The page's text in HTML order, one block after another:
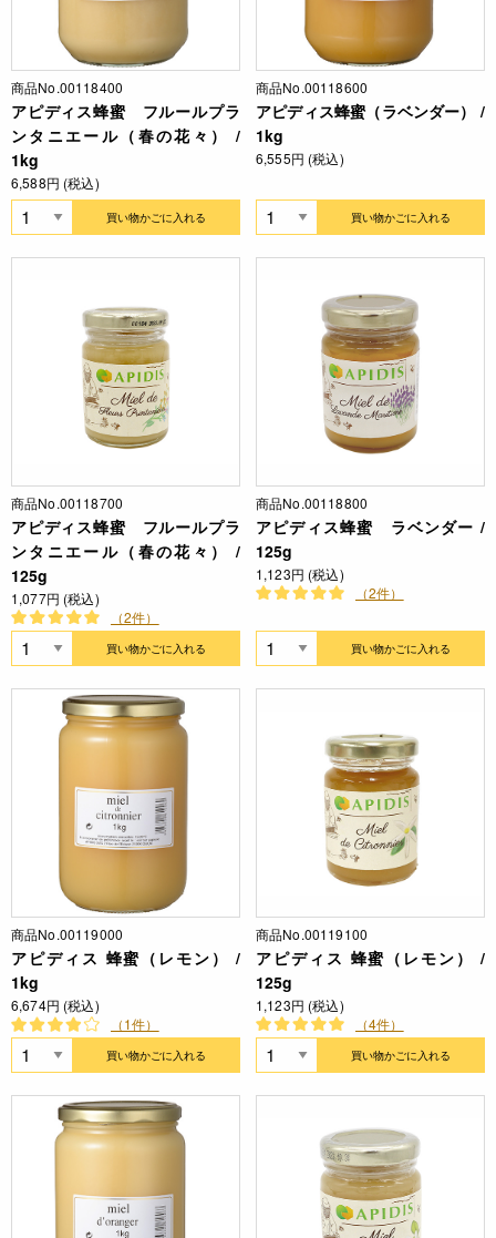
商品No.00118400
アピディス蜂蜜 フルールプラ
ンタニエール（春の花々） /
1kg
6,588円 (税込)
買い物かごに入れる
商品No.00118600
アピディス蜂蜜（ラベンダー） /
1kg
6,555円 (税込)
買い物かごに入れる
商品No.00118700
アピディス蜂蜜 フルールプラ
ンタニエール（春の花々） /
125g
1,077円 (税込)
（2件）
買い物かごに入れる
商品No.00118800
アピディス蜂蜜 ラベンダー /
125g
1,123円 (税込)
（2件）
買い物かごに入れる
商品No.00119000
アピディス 蜂蜜（レモン） /
1kg
6,674円 (税込)
（1件）
買い物かごに入れる
商品No.00119100
アピディス 蜂蜜（レモン） /
125g
1,123円 (税込)
（4件）
買い物かごに入れる